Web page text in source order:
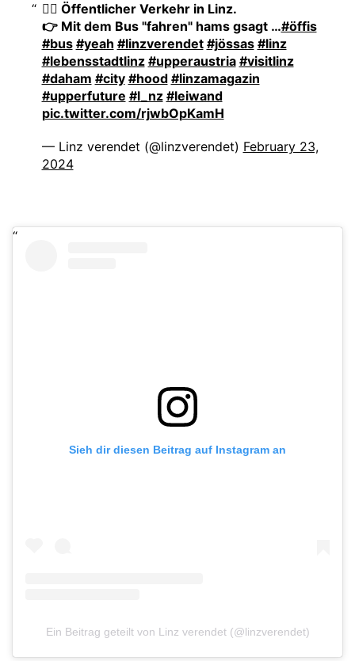
🤷‍♀️ Öffentlicher Verkehr in Linz.
👉 Mit dem Bus "fahren" hams gsagt …#öffis
#bus #yeah #linzverendet #jössas #linz
#lebensstadtlinz #upperaustria #visitlinz
#daham #city #hood #linzamagazin
#upperfuture #l_nz #leiwand
pic.twitter.com/rjwbOpKamH
— Linz verendet (@linzverendet) February 23,
2024
Sieh dir diesen Beitrag auf Instagram an
Ein Beitrag geteilt von Linz verendet (@linzverendet)